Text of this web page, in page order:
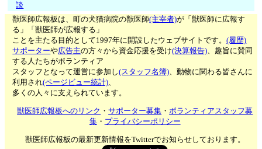
談
獣医師広報板は、町の犬猫病院の獣医師(主宰者)が「獣医師に広報す
る」「獣医師が広報する」
ことを主たる目的として1997年に開設したウェブサイトです。(履歴)
サポーターや広告主の方々から資金応援を受け(決算報告)、趣旨に賛同
する人たちがボランティア
スタッフとなって運営に参加し(スタッフ名簿)、動物に関わる皆さんに
利用され(ページビュー統計)、
多くの人々に支えられています。
獣医師広報板へのリンク ・サポーター募集 ・ボランティアスタッフ募
集・ プライバシーポリシー
獣医師広報板の最新更新情報をTwitterでお知らせしております。